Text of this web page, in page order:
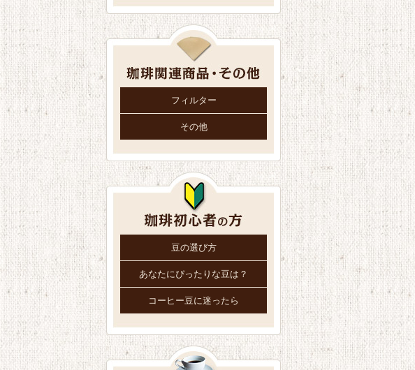
フィルター
その他
豆の選び方
あなたにぴったりな豆は？
コーヒー豆に迷ったら